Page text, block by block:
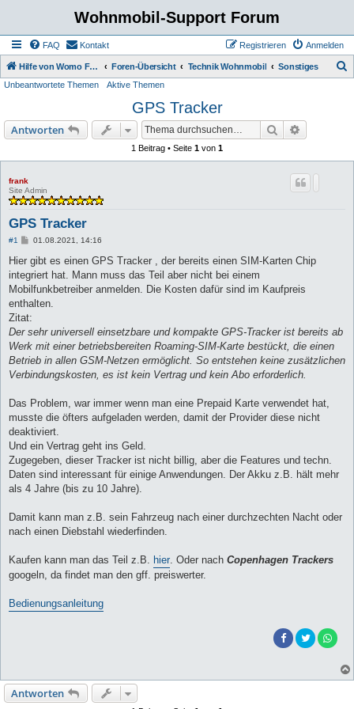
Wohnmobil-Support Forum
FAQ Kontakt Anmelden
Registrieren
Hilfe von Womo Fans für Womo Besitzer Foren-Übersicht Technik Wohnmobil Sonstiges
Unbeantwortete Themen Aktive Themen
GPS Tracker
Antworten Suche
1 Beitrag • Seite 1 von 1
frank
Site Admin
GPS Tracker
#1
B
i
t
r
a
01.08.2021, 14:16
Hier gibt es einen GPS Tracker , der bereits einen SIM-Karten Chip
integriert hat. Mann muss das Teil aber nicht bei einem
Mobilfunkbetreiber anmelden. Die Kosten dafür sind im Kaufpreis
enthalten.
Zitat:
Der sehr universell einsetzbare und kompakte GPS-Tracker ist bereits ab
Werk mit einer betriebsbereiten Roaming-SIM-Karte bestückt, die einen
Betrieb in allen GSM-Netzen ermöglicht. So entstehen keine zusätzlichen
Verbindungskosten, es ist kein Vertrag und kein Abo erforderlich.
Das Problem, war immer wenn man eine Prepaid Karte verwendet hat,
musste die öfters aufgeladen werden, damit der Provider diese nicht
deaktiviert.
Und ein Vertrag geht ins Geld.
Zugegeben, dieser Tracker ist nicht billig, aber die Features und techn.
Daten sind interessant für einige Anwendungen. Der Akku z.B. hält mehr
als 4 Jahre (bis zu 10 Jahre).
Damit kann man z.B. sein Fahrzeug nach einer durchzechten Nacht oder
nach einen Diebstahl wiederfinden.
Kaufen kann man das Teil z.B. hier. Oder nach Copenhagen Trackers
googeln, da findet man den gff. preiswerter.
Bedienungsanleitung
Antworten